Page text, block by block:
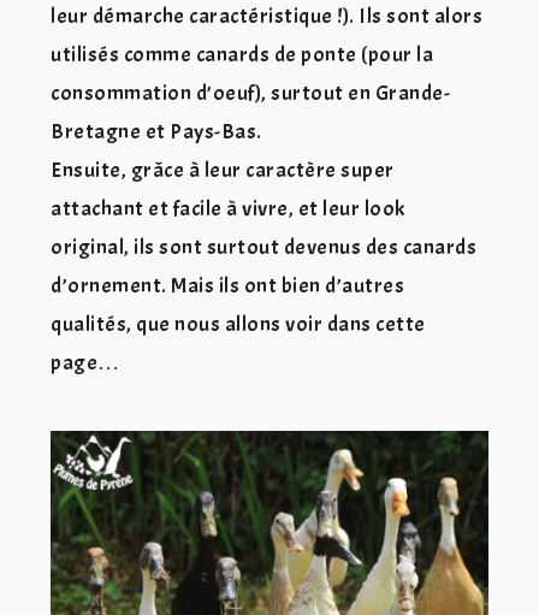
leur démarche caractéristique !). Ils sont alors
utilisés comme canards de ponte (pour la
consommation d’oeuf), surtout en Grande-
Bretagne et Pays-Bas.
Ensuite, grâce à leur caractère super
attachant et facile à vivre, et leur look
original, ils sont surtout devenus des canards
d’ornement. Mais ils ont bien d’autres
qualités, que nous allons voir dans cette
page…